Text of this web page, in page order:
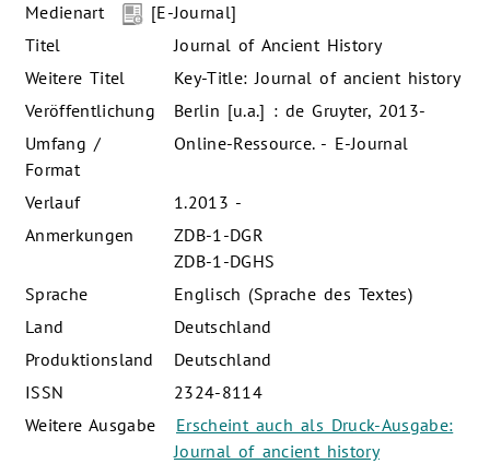
Medienart
[E-Journal]
Titel
Journal of Ancient History
Weitere Titel
Key-Title: Journal of ancient history
Veröffentlichung
Berlin [u.a.] : de Gruyter, 2013-
Umfang /
Format
Online-Ressource. - E-Journal
Verlauf
1.2013 -
Anmerkungen
ZDB-1-DGR
ZDB-1-DGHS
Sprache
Englisch (Sprache des Textes)
Land
Deutschland
Produktionsland
Deutschland
ISSN
2324-8114
Weitere Ausgabe
Erscheint auch als Druck-Ausgabe:
Journal of ancient history